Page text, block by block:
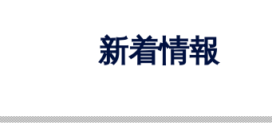
新着情報